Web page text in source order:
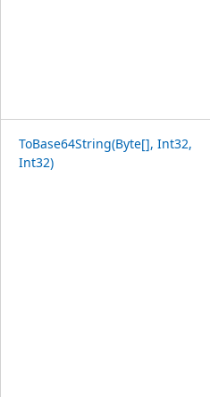
ToBase64String(Byte[], Int32,
Int32)